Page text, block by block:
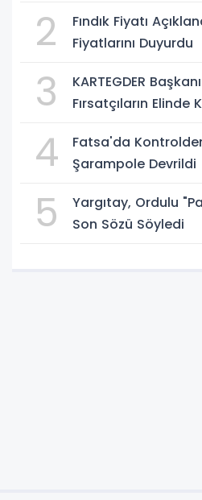
2
Fındık Fiyatı
Fiyatlarını Duyurdu
3
KARTEGDER
Fırsatçıların Elinde
4
Fatsa'da
Şarampole Devrildi
5
Yargıtay, Ordulu
Son Sözü Söyledi